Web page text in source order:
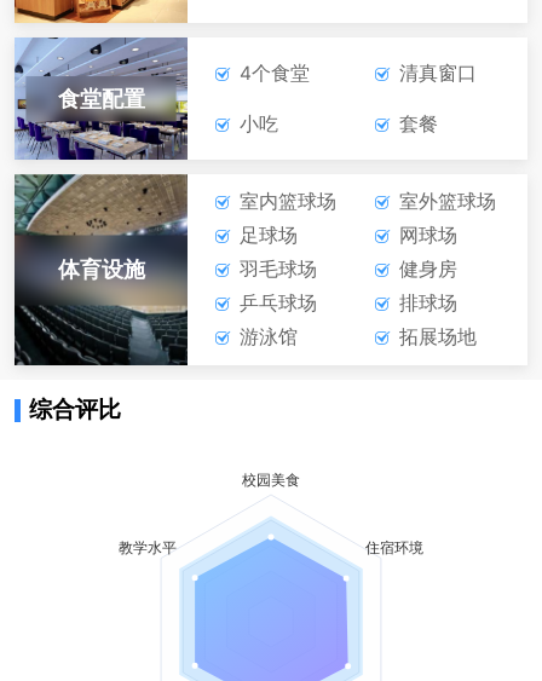
食堂配置
4个食堂 清真窗口
小吃 套餐
体育设施
室内篮球场
室外篮球场
足球场
网球场
羽毛球场
健身房
乒乓球场
排球场
游泳馆
拓展场地
综合评比